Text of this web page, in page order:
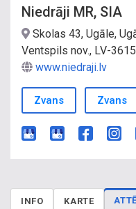
Niedrāji MR, SIA
Skolas 43, Ugāle,
Ventspils nov., LV-3615
www.niedraji.lv
Zvans Zvans
INFO KARTE